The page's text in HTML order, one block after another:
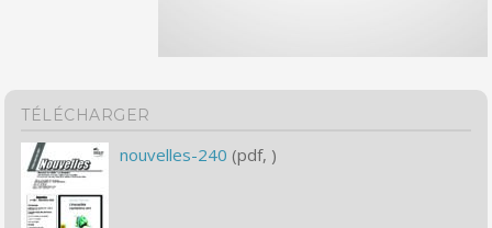
TÉLÉCHARGER
nouvelles-240 (pdf, )